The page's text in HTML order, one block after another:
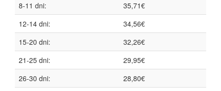
8-11 dni:
35,71€
12-14 dni:
34,56€
15-20 dni:
32,26€
21-25 dni:
29,95€
26-30 dni:
28,80€